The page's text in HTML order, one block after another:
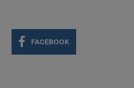
FACEBOOK